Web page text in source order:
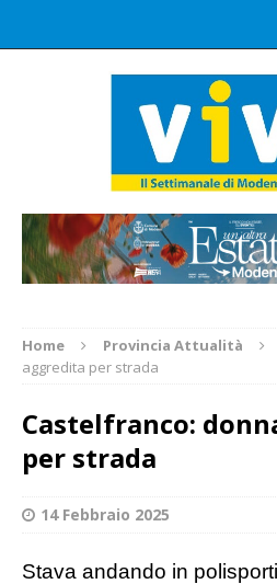
Home Provincia Attualità
aggredita per strada
Castelfranco:
per strada
14 Febbraio 2025
Stava andando in